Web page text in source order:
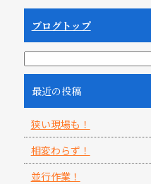
ブログトップ
最近の投稿
狭い現場も！
相変わらず！
並行作業！